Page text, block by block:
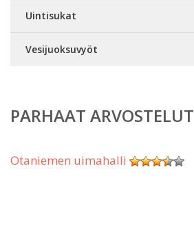
Uintisukat
Vesijuoksuvyöt
PARHAAT ARVOSTELUT
Otaniemen uimahalli